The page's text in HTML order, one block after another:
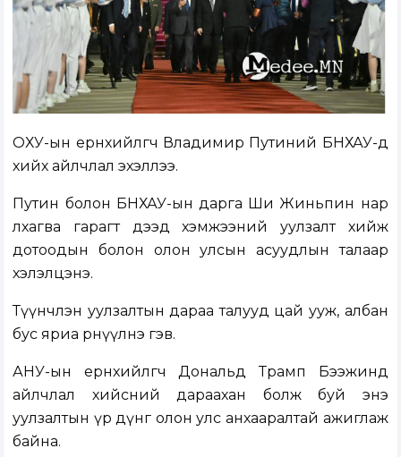
ОХУ-ын ерөнхийлөгч Владимир Путиний БНХАУ-д
хийх айлчлал эхэллээ.
Путин болон БНХАУ-ын дарга Ши Жиньпин нар
лхагва гарагт дээд хэмжээний уулзалт хийж
дотоодын болон олон улсын асуудлын талаар
хэлэлцэнэ.
Түүнчлэн уулзалтын дараа талууд цай ууж, албан
бус яриа өрнүүлнэ гэв.
АНУ-ын ерөнхийлөгч Дональд Трамп Бээжинд
айлчлал хийсний дараахан болж буй энэ
уулзалтын үр дүнг олон улс анхааралтай ажиглаж
байна.